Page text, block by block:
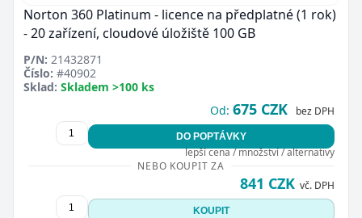
Norton 360 Platinum - licence na předplatné (1 rok)
- 20 zařízení, cloudové úložiště 100 GB
P/N: 21432871
Číslo: #40902
Sklad: Skladem >100 ks
Od: 675 CZK bez DPH
DO POPTÁVKY
lepší cena / množství / alternativy
NEBO KOUPIT ZA
841 CZK vč. DPH
KOUPIT